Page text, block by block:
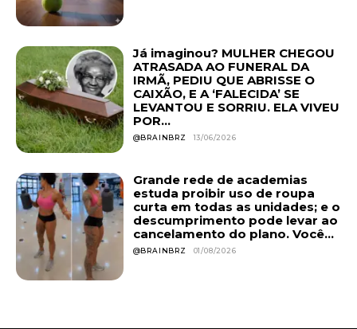
Já imaginou? MULHER CHEGOU
ATRASADA AO FUNERAL DA
IRMÃ, PEDIU QUE ABRISSE O
CAIXÃO, E A ‘FALECIDA’ SE
LEVANTOU E SORRIU. ELA VIVEU
POR...
@BRAINBRZ 13/06/2026
Grande rede de academias
estuda proibir uso de roupa
curta em todas as unidades; e o
descumprimento pode levar ao
cancelamento do plano. Você...
@BRAINBRZ 01/08/2026